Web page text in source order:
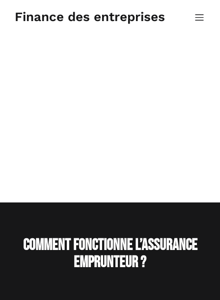
contenuFinance des entreprises
Comment fonctionne l’assurance
emprunteur ?